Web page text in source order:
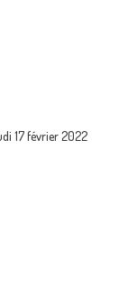
17 février 2022